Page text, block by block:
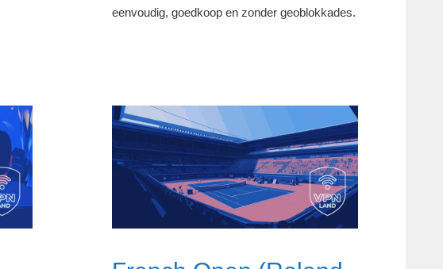
eenvoudig, goedkoop en zonder geoblokkades.